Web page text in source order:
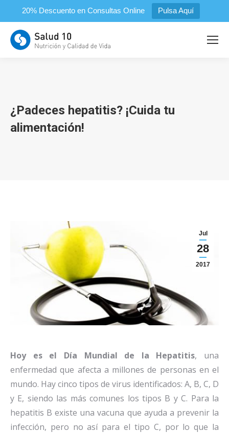
20% Descuento en Consultas Online Pulsa Aquí
¿Padeces hepatitis? ¡Cuida tu
alimentación!
Jul
28
2017
Hoy es el Día Mundial de la Hepatitis, una
enfermedad que afecta a millones de personas en el
mundo. Hay cinco tipos de virus identificados: A, B, C, D
y E, siendo las más comunes los tipos B y C. Para la
hepatitis B existe una vacuna que ayuda a prevenir la
infección, pero no así para el tipo C, por lo que la